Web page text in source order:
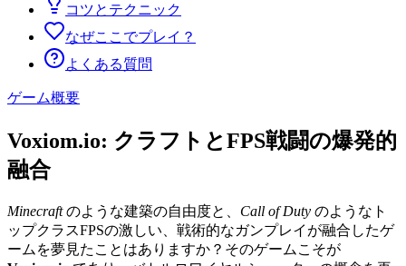
コツとテクニック
なぜここでプレイ？
よくある質問
ゲーム概要
Voxiom.io: クラフトとFPS戦闘の爆発的
融合
Minecraftのような建築の自由度と、 Call of Duty のようなト
ップクラスFPSの激しい、戦術的なガンプレイが融合したゲ
ームを夢見たことはありますか？そのゲームこそが